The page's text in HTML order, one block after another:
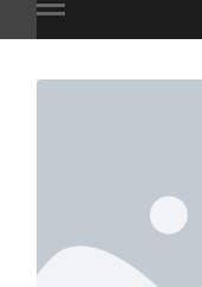
Toggle
mobile